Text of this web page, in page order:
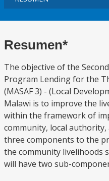
Resumen*
The objective of the
Program Lending for the
(MASAF 3) - (Local
Malawi is to improve the
within the framework of
community, local
three components to the
the community livelihoods
will have two sub-